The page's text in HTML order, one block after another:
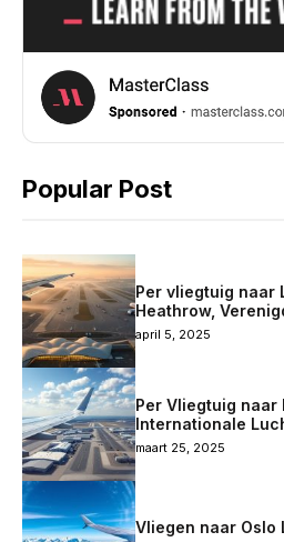
Popular Post
Per vliegtuig naar
Heathrow,
april 5, 2025
Per Vliegtuig naar
Internationale
maart 25, 2025
Vliegen naar Oslo